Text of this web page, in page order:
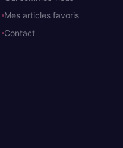
Mes articles favoris
Contact